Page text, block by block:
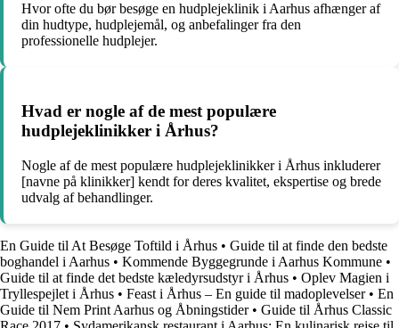
Hvor ofte du bør besøge en hudplejeklinik i Aarhus afhænger af
din hudtype, hudplejemål, og anbefalinger fra den
professionelle hudplejer.
Hvad er nogle af de mest populære
hudplejeklinikker i Århus?
Nogle af de mest populære hudplejeklinikker i Århus inkluderer
[navne på klinikker] kendt for deres kvalitet, ekspertise og brede
udvalg af behandlinger.
En Guide til At Besøge Toftild i Århus • Guide til at finde den bedste
boghandel i Aarhus • Kommende Byggegrunde i Aarhus Kommune •
Guide til at finde det bedste kæledyrsudstyr i Århus • Oplev Magien i
Tryllespejlet i Århus • Feast i Århus – En guide til madoplevelser• En
Guide til Nem Print Aarhus og Åbningstider• Guide til Århus Classic